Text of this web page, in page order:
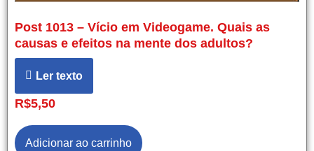
Post 1013 – Vício em Videogame. Quais as
causas e efeitos na mente dos adultos?
Ler texto
R$5,50
Adicionar ao carrinho